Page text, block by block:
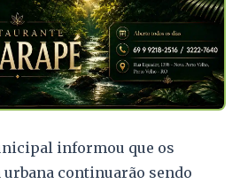
informou que os
continuarão sendo